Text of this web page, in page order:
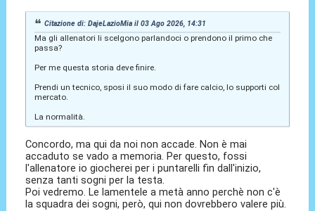
Citazione di: DajeLazioMia il 03 Ago 2026, 14:31
Ma gli allenatori li scelgono parlandoci o prendono il primo che
passa?
Per me questa storia deve finire.
Prendi un tecnico, sposi il suo modo di fare calcio, lo supporti col
mercato.
La normalità.
Concordo, ma qui da noi non accade. Non è mai
accaduto se vado a memoria. Per questo, fossi
l'allenatore io giocherei per i puntarelli fin dall'inizio,
senza tanti sogni per la testa.
Poi vedremo. Le lamentele a metà anno perchè non c'è
la squadra dei sogni, però, qui non dovrebbero valere più.